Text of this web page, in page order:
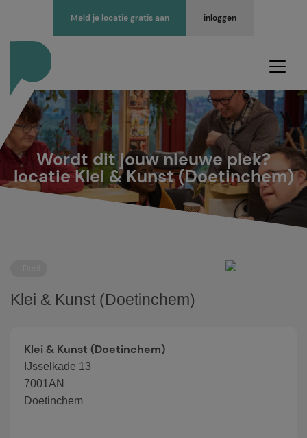
inloggen
Meld je locatie gratis aan
Wordt dit jouw nieuwe plek?
locatie Klei & Kunst (Doetinchem)
Klei & Kunst (Doetinchem)
Klei & Kunst (Doetinchem)
IJsselkade 13
7001AN
Doetinchem